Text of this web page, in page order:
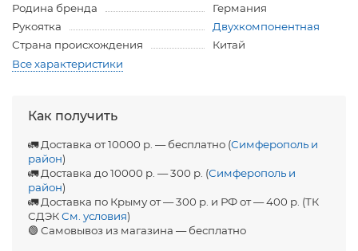
Родина бренда
Германия
Рукоятка
Двухкомпонентная
Страна происхождения
Китай
Все характеристики
Как получить
🚛 Доставка от 10000 р. — бесплатно (Симферополь и
район)
🚛 Доставка до 10000 р. — 300 р. (Симферополь и
район)
🚛 Доставка по Крыму от — 300 р. и РФ от — 400 р. (ТК
СДЭКСм. условия)
🟢 Самовывоз из магазина — бесплатно